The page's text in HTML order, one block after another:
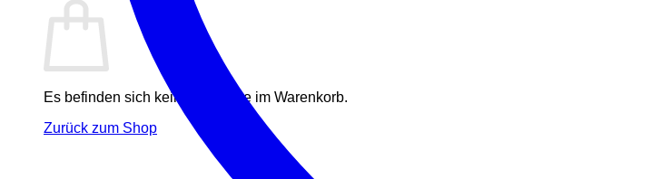
Es befinden sich keine Produkte im Warenkorb.
Zurück zum Shop